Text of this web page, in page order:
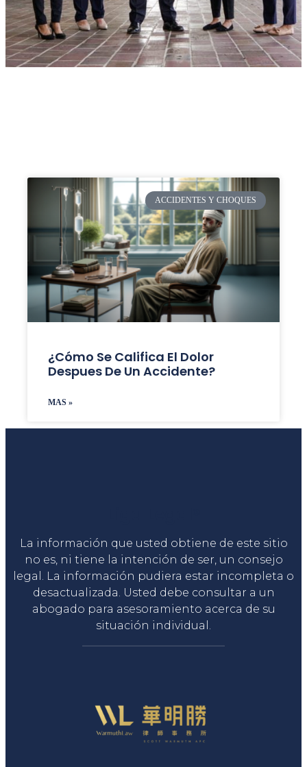
ACCIDENTES Y CHOQUES
¿Cómo Se Califica El Dolor
Despues De Un Accidente?
MAS »
La información que usted obtiene de este sitio
no es, ni tiene la intención de ser, un consejo
legal. La información pudiera estar incompleta o
desactualizada. Usted debe consultar a un
abogado para asesoramiento acerca de su
situación individual.